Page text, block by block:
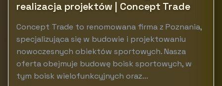
realizacja projektów | Concept Trade
Concept Trade to renomowana firma z Poznania,
specjalizująca się w budowie i projektowaniu
nowoczesnych obiektów sportowych. Nasza
oferta obejmuje budowę boisk sportowych, w
tym boisk wielofunkcyjnych oraz...